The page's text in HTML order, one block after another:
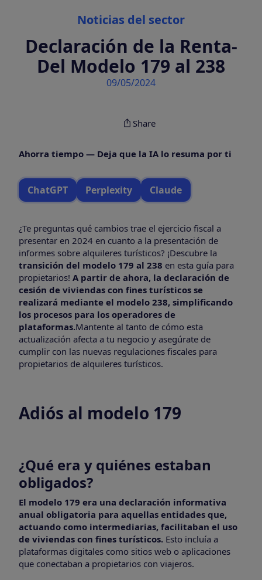
Noticias del sector
Declaración de la Renta-
Del Modelo 179 al 238
09/05/2024
Share
Ahorra tiempo — Deja que la IA lo resuma por ti
ChatGPT Perplexity Claude
¿Te preguntas qué cambios trae el ejercicio fiscal a
presentar en 2024 en cuanto a la presentación de
informes sobre alquileres turísticos? ¡Descubre la
transición del modelo 179 al 238 en esta guía para
propietarios! A partir de ahora, la declaración de
cesión de viviendas con fines turísticos se
realizará mediante el modelo 238, simplificando
los procesos para los operadores de
plataformas.Mantente al tanto de cómo esta
actualización afecta a tu negocio y asegúrate de
cumplir con las nuevas regulaciones fiscales para
propietarios de alquileres turísticos.
Adiós al modelo 179
¿Qué era y quiénes estaban
obligados?
El modelo 179 era una declaración informativa
anual obligatoria para aquellas entidades que,
actuando como intermediarias, facilitaban el uso
de viviendas con fines turísticos. Esto incluía a
plataformas digitales como sitios web o aplicaciones
que conectaban a propietarios con viajeros.